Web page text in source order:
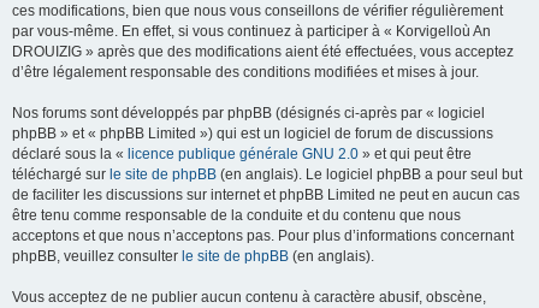
ces modifications, bien que nous vous conseillons de vérifier régulièrement
par vous-même. En effet, si vous continuez à participer à « Korvigelloù An
DROUIZIG » après que des modifications aient été effectuées, vous acceptez
d’être légalement responsable des conditions modifiées et mises à jour.
Nos forums sont développés par phpBB (désignés ci-après par « logiciel
phpBB » et « phpBB Limited ») qui est un logiciel de forum de discussions
déclaré sous la « licence publique générale GNU 2.0 » et qui peut être
téléchargé sur le site de phpBB (en anglais). Le logiciel phpBB a pour seul but
de faciliter les discussions sur internet et phpBB Limited ne peut en aucun cas
être tenu comme responsable de la conduite et du contenu que nous
acceptons et que nous n’acceptons pas. Pour plus d’informations concernant
phpBB, veuillez consulter le site de phpBB (en anglais).
Vous acceptez de ne publier aucun contenu à caractère abusif, obscène,